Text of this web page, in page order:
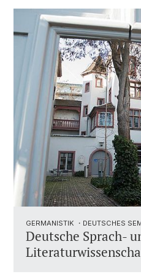
GERMANISTIK ・DEUTSCHES
Deutsche Sprach-